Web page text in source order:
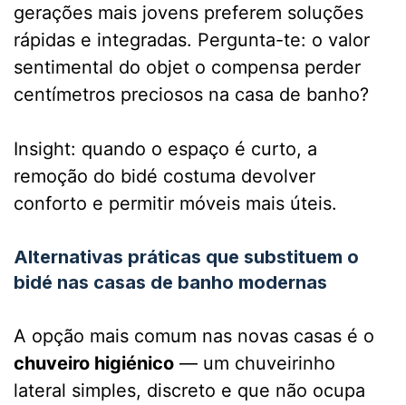
gerações mais jovens preferem soluções
rápidas e integradas. Pergunta-te: o valor
sentimental do objet o compensa perder
centímetros preciosos na casa de banho?
Insight: quando o espaço é curto, a
remoção do bidé costuma devolver
conforto e permitir móveis mais úteis.
Alternativas práticas que substituem o
bidé nas casas de banho modernas
A opção mais comum nas novas casas é o
chuveiro higiénico — um chuveirinho
lateral simples, discreto e que não ocupa